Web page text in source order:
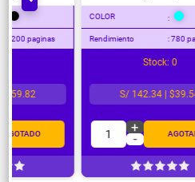
:
Rendimiento : 1200 paginas
S/ 215.35 | $59.82
AGOTADO